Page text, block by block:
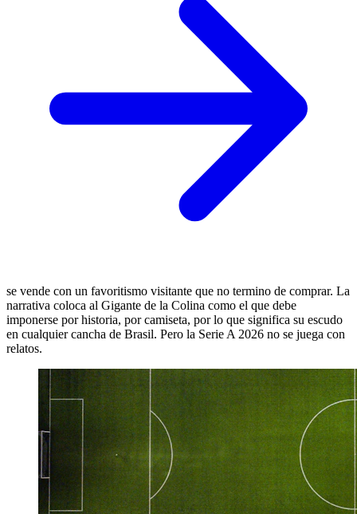
se vende con un favoritismo visitante que no termino de comprar. La
narrativa coloca al Gigante de la Colina como el que debe
imponerse por historia, por camiseta, por lo que significa su escudo
en cualquier cancha de Brasil. Pero la Serie A 2026 no se juega con
relatos.